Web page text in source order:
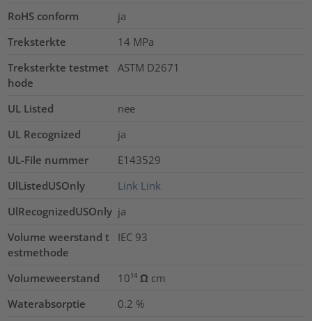
RoHS conform
ja
Treksterkte
14 MPa
Treksterkte testmet
hode
ASTM D2671
UL Listed
nee
UL Recognized
ja
UL-File nummer
E143529
UlListedUSOnly
Link Link
UlRecognizedUSOnly ja
Volume weerstand t
estmethode
IEC 93
Volumeweerstand
10¹⁴ Ω cm
Waterabsorptie
0.2 %